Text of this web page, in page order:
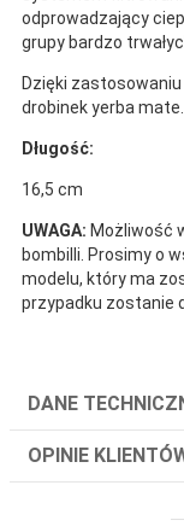
odprowadzający
grupy bardzo
Dzięki
drobinek yerba
Długość:
16,5 cm
UWAGA: Możliwość
bombilli. Prosimy o
modelu, który ma
przypadku zostanie
DANE
OPINIE